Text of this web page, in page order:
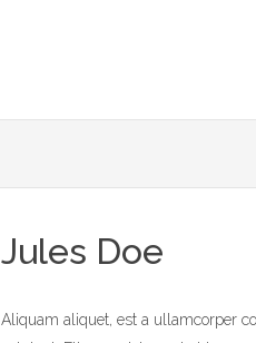
Jules Doe
Aliquam aliquet, est a ullamcorper